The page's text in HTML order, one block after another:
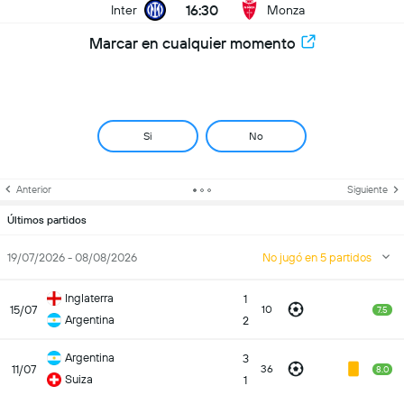
Inter 16:30 Monza
Marcar en cualquier momento
Si No
Anterior Siguiente
Últimos partidos
19/07/2026 - 08/08/2026 No jugó en 5 partidos
15/07
Inglaterra
Argentina
1
2
10 7.5
11/07
Argentina
Suiza
3
1
36 8.0